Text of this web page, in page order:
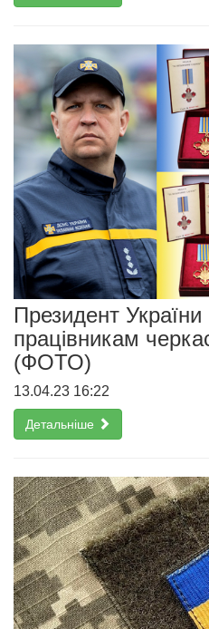
Президент
працівникам
(ФОТО)
13.04.23 16:22
Детальніше